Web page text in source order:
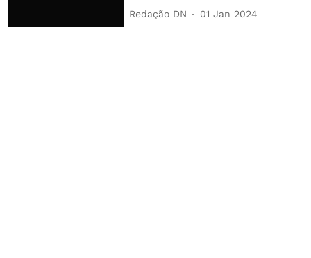
Redação DN 01 Jan 2024